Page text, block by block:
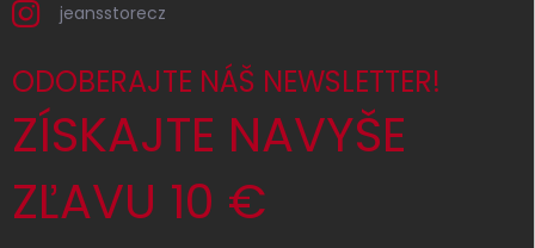
jeansstorecz
ODOBERAJTE NÁŠ NEWSLETTER!
ZÍSKAJTE NAVYŠE
ZĽAVU 10 €